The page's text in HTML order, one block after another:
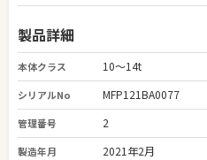
製品詳細
本体クラス 10～14t
シリアルNo MFP121BA0077
管理番号 2
製造年月 2021年2月